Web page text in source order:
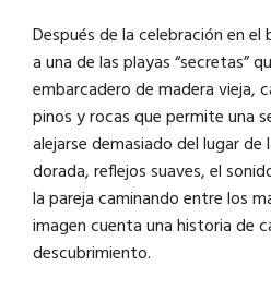
Después de la celebración en
a una de las playas “secretas”
embarcadero de madera vieja,
pinos y rocas que permite una
alejarse demasiado del lugar de
dorada, reflejos suaves, el
la pareja caminando entre los
imagen cuenta una historia de
descubrimiento.